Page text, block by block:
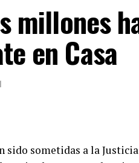
millones
en Casa
sido sometidas a la